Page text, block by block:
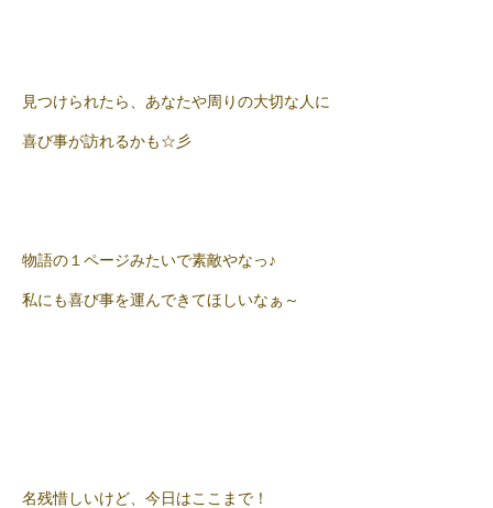
見つけられたら、あなたや周りの大切な人に
喜び事が訪れるかも☆彡
物語の１ページみたいで素敵やなっ♪
私にも喜び事を運んできてほしいなぁ～
名残惜しいけど、今日はここまで！